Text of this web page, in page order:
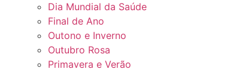
Dia Mundial da Saúde
Final de Ano
Outono e Inverno
Outubro Rosa
Primavera e Verão